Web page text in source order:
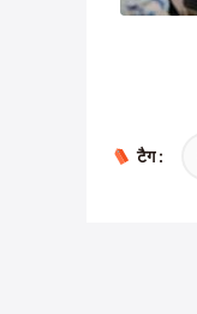
टैग :